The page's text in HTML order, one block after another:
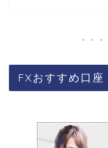
FXおすすめ口座